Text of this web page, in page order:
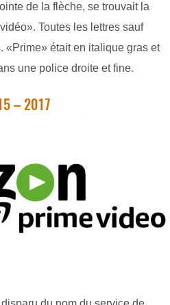
de la flèche, se trouvait la
Toutes les lettres sauf
«Prime» était en italique gras et
une police droite et fine.
– 2017